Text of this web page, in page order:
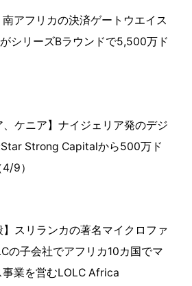
アフリカの決済ゲートウエイス
シリーズBラウンドで5,500万ド
ケニア】ナイジェリア発のデジ
Strong Capitalから500万ド
9）
スリランカの著名マイクロファ
の子会社でアフリカ10カ国でマ
業を営むLOLC Africa